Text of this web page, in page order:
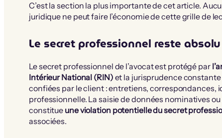
C’est la section la plus importante de cet article.
juridique ne peut faire l’économie de cette grille de
Le secret professionnel reste absolu
Le secret professionnel de l’avocat est protégé par
Intérieur National (RIN) et la jurisprudence
confiées par le client : entretiens,
professionnelle. La saisie de données nominatives
constitue une violation potentielle du secret
associées.